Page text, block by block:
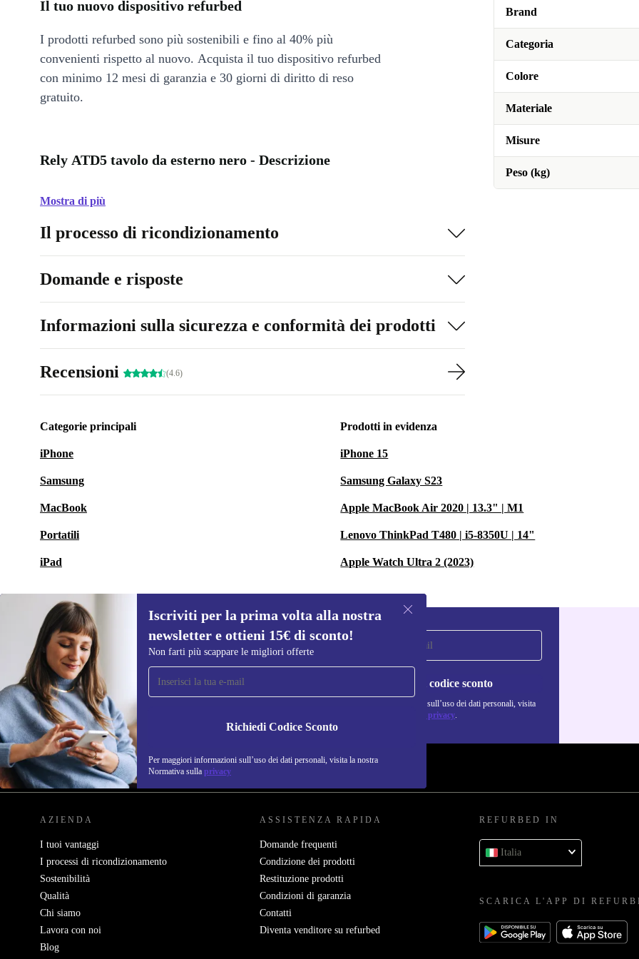
Brand
Categoria
Colore
Materiale
Misure
Peso (kg)
Il tuo nuovo dispositivo refurbed
I prodotti refurbed sono più sostenibili e fino al 40% più
convenienti rispetto al nuovo. Acquista il tuo dispositivo refurbed
con minimo 12 mesi di garanzia e 30 giorni di diritto di reso
gratuito.
Rely ATD5 tavolo da esterno nero - Descrizione
Mostra di più
Il processo di ricondizionamento
Domande e risposte
Informazioni sulla sicurezza e conformità dei prodotti
Recensioni (4.6)
Categorie principali
iPhone
Samsung
MacBook
Portatili
iPad
Prodotti in evidenza
iPhone 15
Samsung Galaxy S23
Apple MacBook Air 2020 | 13.3" | M1
Lenovo ThinkPad T480 | i5-8350U | 14"
Apple Watch Ultra 2 (2023)
Iscriviti per la prima volta alla nostra
newsletter e ottieni 15€ di sconto!
Non farti più scappare le migliori offerte
Richiedi Codice Sconto
Per maggiori informazioni sull’uso dei dati personali, visita la nostra
Normativa sulla privacy
Iscriviti per la prima volta alla nostra
newsletter e ottieni 15€ di sconto!
Non farti più scappare le migliori offerte.
Richiedi codice sconto
Per maggiori informazioni sull’uso dei dati personali, visita
Normativa sulla privacy.
REFURBED ITALIA - RETHINK NEW.
AZIENDA
I tuoi vantaggi
I processi di ricondizionamento
Sostenibilità
Qualità
Chi siamo
Lavora con noi
Blog
ASSISTENZA RAPIDA
Domande frequenti
Condizione dei prodotti
Restituzione prodotti
Condizioni di garanzia
Contatti
Diventa venditore su refurbed
REFURBED IN
Italia
SCARICA L'APP DI